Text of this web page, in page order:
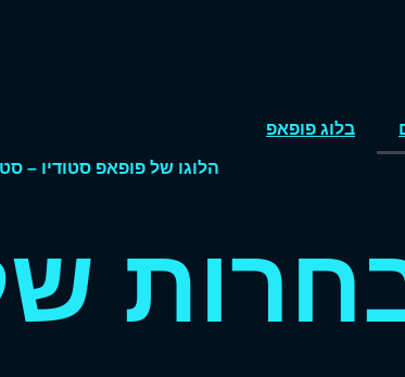
בלוג פופאפ